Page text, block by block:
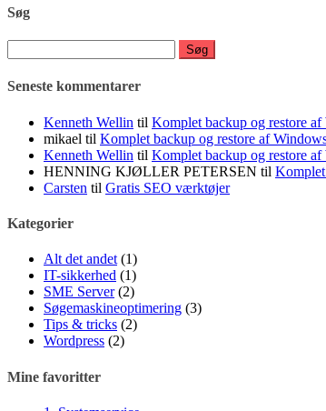
Søg
efter:
Seneste kommentarer
Kenneth Wellin til Komplet backup og restore
mikael til Komplet backup og restore af
Kenneth Wellin til Komplet backup og restore
HENNING KJØLLER PETERSEN til
Carsten til Gratis SEO værktøjer
Kategorier
Alt det andet (1)
IT-sikkerhed (1)
SME Server(2)
Søgemaskineoptimering (3)
Tips & tricks (2)
Wordpress (2)
Mine favoritter